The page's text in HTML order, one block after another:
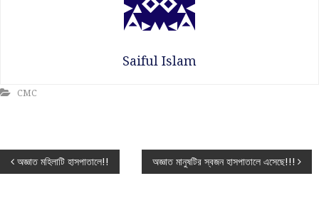
Saiful Islam
CMC
P অজ্ঞাত মহিলাটি হাসপাতালে!! অজ্ঞাত মানুষটির স্বজন হাসপাতালে এসেছে!!!